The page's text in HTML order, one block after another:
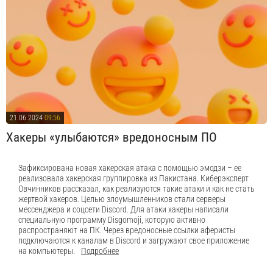
21.06.2024 09:56
Хакеры «улыбаются» вредоносным ПО
Зафиксирована новая хакерская атака с помощью эмодзи – ее
реализовала хакерская группировка из Пакистана. Киберэксперт
Овчинников рассказал, как реализуются такие атаки и как не стать
жертвой хакеров. Целью злоумышленников стали серверы
мессенджера и соцсети Discord. Для атаки хакеры написали
специальную программу Disgomoji, которую активно
распространяют на ПК. Через вредоносные ссылки аферисты
подключаются к каналам в Discord и загружают свое приложение
на компьютеры.
Подробнее